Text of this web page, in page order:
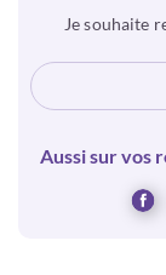
Je souhaite
Aussi sur vos